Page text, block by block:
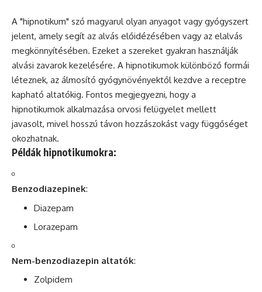
A "hipnotikum" szó magyarul olyan anyagot vagy gyógyszert
jelent, amely segít az alvás előidézésében vagy az elalvás
megkönnyítésében. Ezeket a szereket gyakran használják
alvási zavarok kezelésére. A hipnotikumok különböző formái
léteznek, az álmosító gyógynövényektől kezdve a receptre
kapható altatókig. Fontos megjegyezni, hogy a
hipnotikumok alkalmazása orvosi felügyelet mellett
javasolt, mivel hosszú távon hozzászokást vagy függőséget
okozhatnak.
Példák hipnotikumokra:
Benzodiazepinek:
Diazepam
Lorazepam
Nem-benzodiazepin altatók:
Zolpidem